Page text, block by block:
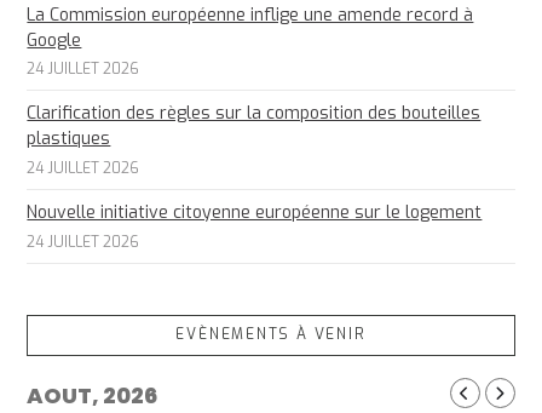
La Commission européenne inflige une amende record à
Google
24 JUILLET 2026
Clarification des règles sur la composition des bouteilles
plastiques
24 JUILLET 2026
Nouvelle initiative citoyenne européenne sur le logement
24 JUILLET 2026
EVÈNEMENTS À VENIR
AOUT, 2026